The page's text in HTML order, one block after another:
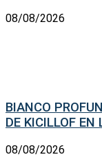
08/08/2026
BIANCO
DE KICILLOF EN
08/08/2026